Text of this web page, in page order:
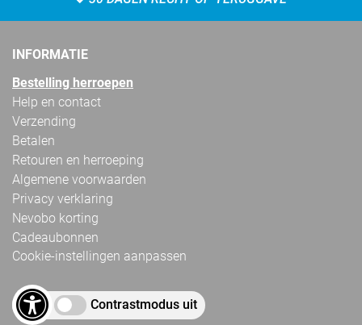
INFORMATIE
Bestelling herroepen
Help en contact
Verzending
Betalen
Retouren en herroeping
Algemene voorwaarden
Privacy verklaring
Nevobo korting
Cadeaubonnen
Cookie-instellingen aanpassen
Contrastmodus uit